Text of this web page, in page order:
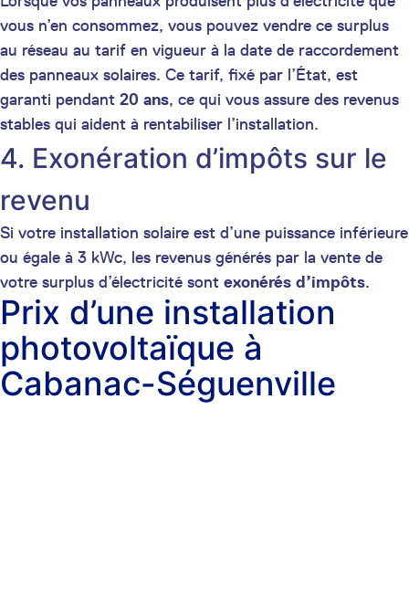
vous n’en consommez, vous pouvez vendre ce surplus
au réseau au tarif en vigueur à la date de raccordement
des panneaux solaires. Ce tarif, fixé par l’État, est
garanti pendant 20 ans, ce qui vous assure des revenus
stables qui aident à rentabiliser l’installation.
4. Exonération d’impôts sur le
revenu
Si votre installation solaire est d’une puissance inférieure
ou égale à 3 kWc, les revenus générés par la vente de
votre surplus d’électricité sont exonérés d’impôts.
Prix d’une installation
photovoltaïque à
Cabanac-Séguenville